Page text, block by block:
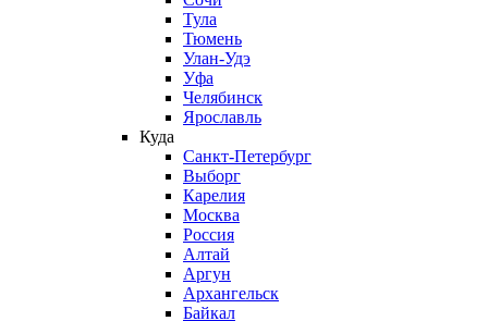
Тула
Тюмень
Улан-Удэ
Уфа
Челябинск
Ярославль
Куда
Санкт-Петербург
Выборг
Карелия
Москва
Россия
Алтай
Аргун
Архангельск
Байкал